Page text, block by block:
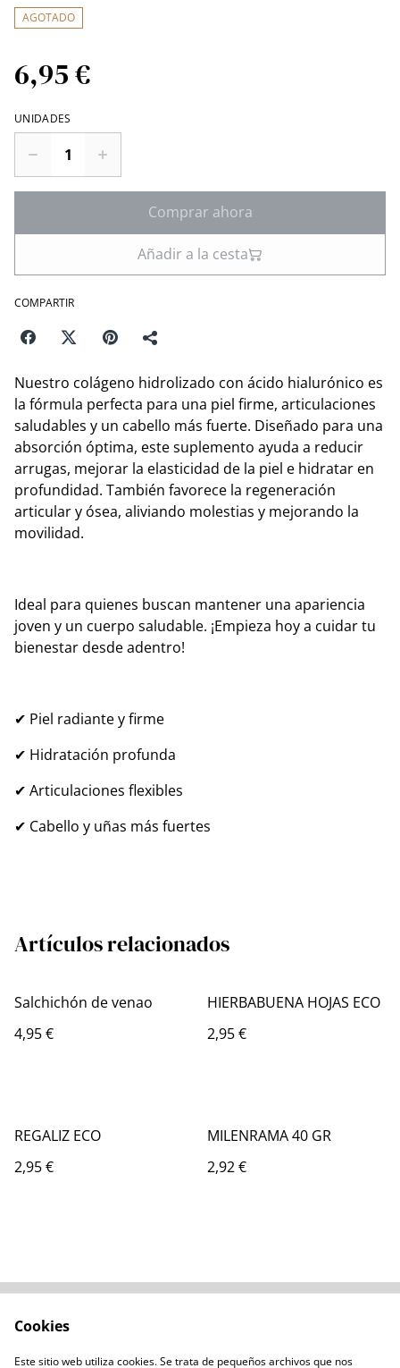
AGOTADO
6,95 €
UNIDADES
Comprar ahora
Añadir a la cesta
COMPARTIR
Nuestro colágeno hidrolizado con ácido hialurónico es
la fórmula perfecta para una piel firme, articulaciones
saludables y un cabello más fuerte. Diseñado para una
absorción óptima, este suplemento ayuda a reducir
arrugas, mejorar la elasticidad de la piel e hidratar en
profundidad. También favorece la regeneración
articular y ósea, aliviando molestias y mejorando la
movilidad.
Ideal para quienes buscan mantener una apariencia
joven y un cuerpo saludable. ¡Empieza hoy a cuidar tu
bienestar desde adentro!
✔ Piel radiante y firme
✔ Hidratación profunda
✔ Articulaciones flexibles
✔ Cabello y uñas más fuertes
Artículos relacionados
Salchichón de venao
4,95 €
HIERBABUENA HOJAS ECO
2,95 €
REGALIZ ECO
2,95 €
MILENRAMA 40 GR
2,92 €
Cookies
Este sitio web utiliza cookies. Se trata de pequeños archivos que nos